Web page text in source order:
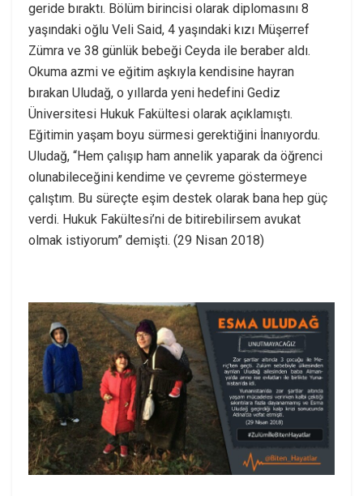
geride bıraktı. Bölüm birincisi olarak diplomasını 8
yaşındaki oğlu Veli Said, 4 yaşındaki kızı Müşerref
Zümra ve 38 günlük bebeği Ceyda ile beraber aldı.
Okuma azmi ve eğitim aşkıyla kendisine hayran
bırakan Uludağ, o yıllarda yeni hedefini Gediz
Üniversitesi Hukuk Fakültesi olarak açıklamıştı.
Eğitimin yaşam boyu sürmesi gerektiğini İnanıyordu.
Uludağ, “Hem çalışıp ham annelik yaparak da öğrenci
olunabileceğini kendime ve çevreme göstermeye
çalıştım. Bu süreçte eşim destek olarak bana hep güç
verdi. Hukuk Fakültesi’ni de bitirebilirsem avukat
olmak istiyorum” demişti. (29 Nisan 2018)